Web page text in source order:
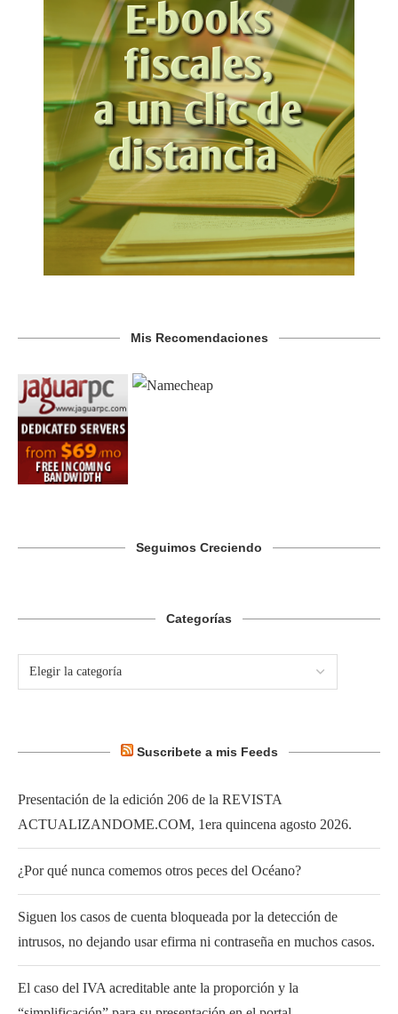
Mis Recomendaciones
Seguimos Creciendo
Categorías
Suscribete a mis Feeds
Presentación de la edición 206 de la REVISTA
ACTUALIZANDOME.COM, 1era quincena agosto 2026.
¿Por qué nunca comemos otros peces del Océano?
Siguen los casos de cuenta bloqueada por la detección de
intrusos, no dejando usar efirma ni contraseña en muchos casos.
El caso del IVA acreditable ante la proporción y la